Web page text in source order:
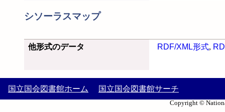
シソーラスマップ
他形式のデータ RDF/XML形式,
国立国会図書館ホーム 国立国会図書館サーチ
Copyright ©